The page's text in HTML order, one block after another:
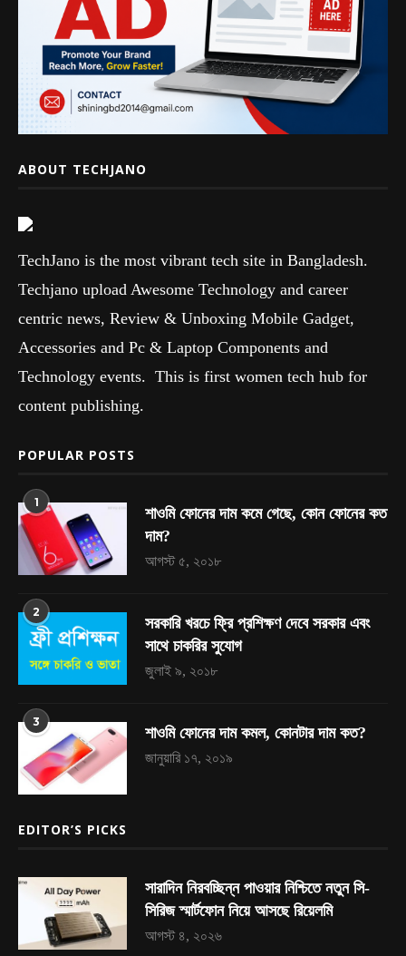
ABOUT TECHJANO
TechJano is the most vibrant tech site in Bangladesh.
Techjano upload Awesome Technology and career
centric news, Review & Unboxing Mobile Gadget,
Accessories and Pc & Laptop Components and
Technology events. This is first women tech hub for
content publishing.
POPULAR POSTS
1
শাওমি ফোনের দাম কমে গেছে, কোন ফোনের কত
দাম?
আগস্ট ৫, ২০১৮
2
সরকারি খরচে ফ্রি প্রশিক্ষণ দেবে সরকার এবং
সাথে চাকরির সুযোগ
জুলাই ৯, ২০১৮
3
শাওমি ফোনের দাম কমল, কোনটার দাম কত?
জানুয়ারি ১৭, ২০১৯
EDITOR’S PICKS
সারাদিন নিরবচ্ছিন্ন পাওয়ার নিশ্চিতে নতুন সি-
সিরিজ স্মার্টফোন নিয়ে আসছে রিয়েলমি
আগস্ট ৪, ২০২৬